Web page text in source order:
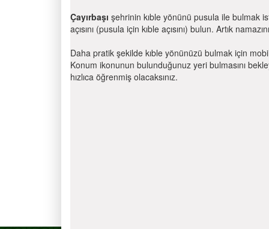
Çayırbaşı şehrinin kıble yönünü pusula ile bulmak
açısını (pusula için kıble açısını) bulun. Artık
Daha pratik şekilde kıble yönünüzü bulmak için
Konum ikonunun bulunduğunuz yeri bulmasını
hızlıca öğrenmiş olacaksınız.